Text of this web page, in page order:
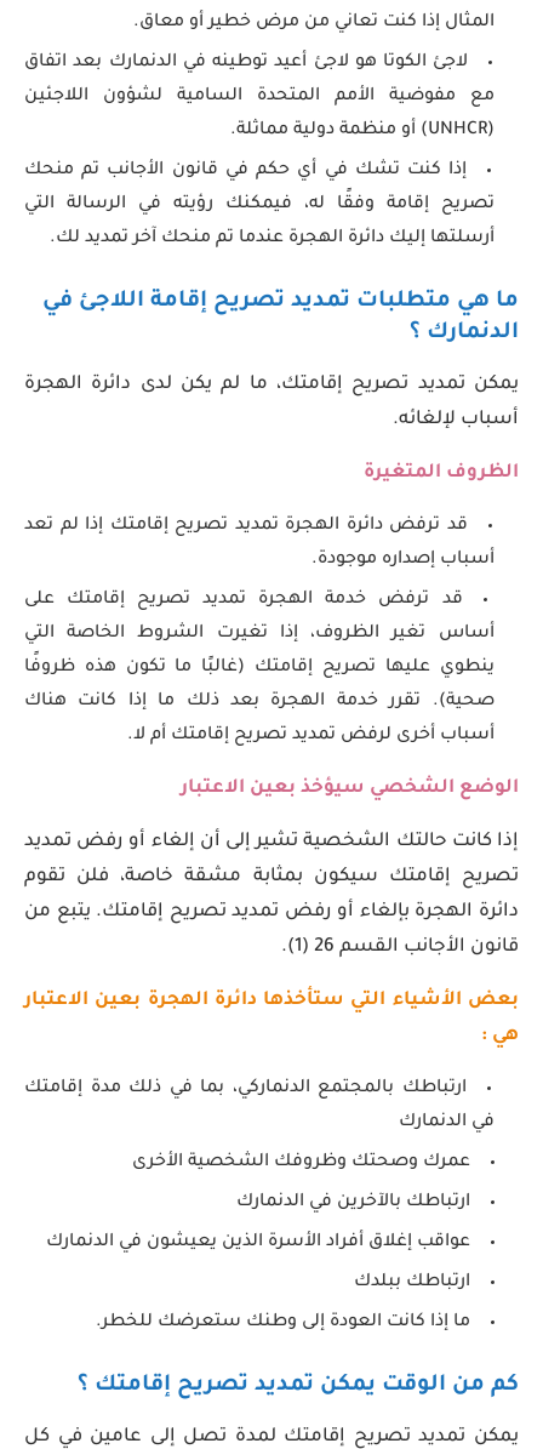
المثال إذا كنت تعاني من مرض خطير أو معاق.
لاجئ الكوتا هو لاجئ أعيد توطينه في الدنمارك بعد اتفاق
مع مفوضية الأمم المتحدة السامية لشؤون اللاجئين
(UNHCR) أو منظمة دولية مماثلة.
إذا كنت تشك في أي حكم في قانون الأجانب تم منحك
تصريح إقامة وفقًا له، فيمكنك رؤيته في الرسالة التي
أرسلتها إليك دائرة الهجرة عندما تم منحك آخر تمديد لك.
ما هي متطلبات تمديد تصريح إقامة اللاجئ في
الدنمارك ؟
يمكن تمديد تصريح إقامتك، ما لم يكن لدى دائرة الهجرة
أسباب لإلغائه.
الظروف المتغيرة
قد ترفض دائرة الهجرة تمديد تصريح إقامتك إذا لم تعد
أسباب إصداره موجودة.
قد ترفض خدمة الهجرة تمديد تصريح إقامتك على
أساس تغير الظروف، إذا تغيرت الشروط الخاصة التي
ينطوي عليها تصريح إقامتك (غالبًا ما تكون هذه ظروفًا
صحية). تقرر خدمة الهجرة بعد ذلك ما إذا كانت هناك
أسباب أخرى لرفض تمديد تصريح إقامتك أم لا.
الوضع الشخصي سيؤخذ بعين الاعتبار
إذا كانت حالتك الشخصية تشير إلى أن إلغاء أو رفض تمديد
تصريح إقامتك سيكون بمثابة مشقة خاصة، فلن تقوم
دائرة الهجرة بإلغاء أو رفض تمديد تصريح إقامتك. يتبع من
قانون الأجانب القسم 26 (1).
بعض الأشياء التي ستأخذها دائرة الهجرة بعين الاعتبار
هي :
ارتباطك بالمجتمع الدنماركي، بما في ذلك مدة إقامتك
في الدنمارك
عمرك وصحتك وظروفك الشخصية الأخرى
ارتباطك بالآخرين في الدنمارك
عواقب إغلاق أفراد الأسرة الذين يعيشون في الدنمارك
ارتباطك ببلدك
ما إذا كانت العودة إلى وطنك ستعرضك للخطر.
كم من الوقت يمكن تمديد تصريح إقامتك ؟
يمكن تمديد تصريح إقامتك لمدة تصل إلى عامين في كل